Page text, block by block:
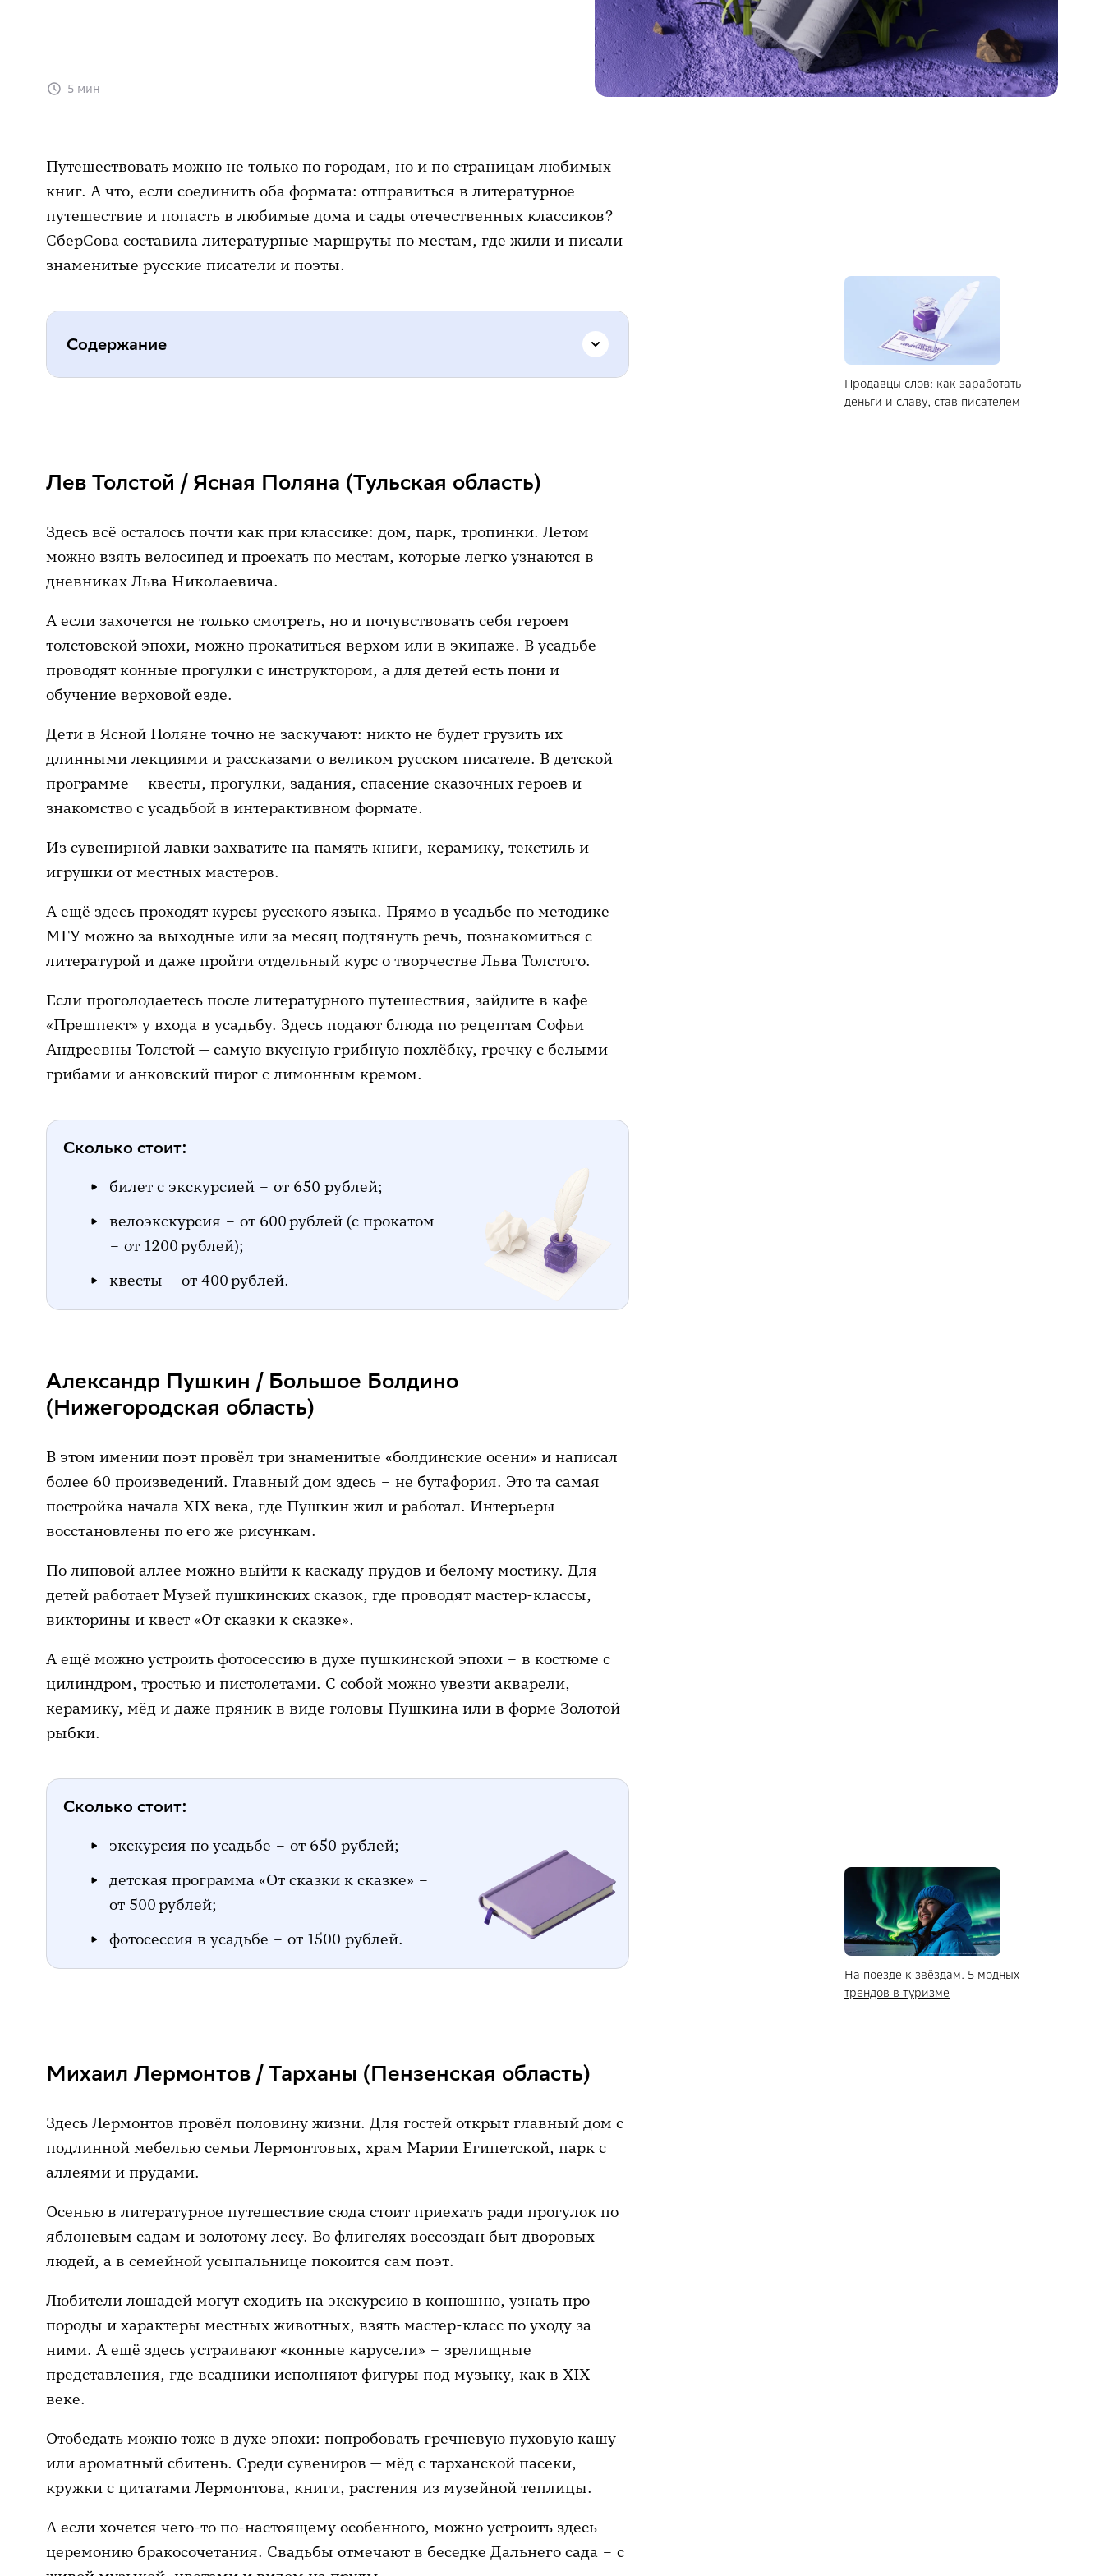
5 мин
Путешествовать можно не только по городам, но и по страницам любимых
книг. А что, если соединить оба формата: отправиться в литературное
путешествие и попасть в любимые дома и сады отечественных классиков?
СберСова составила литературные маршруты по местам, где жили и писали
знаменитые русские писатели и поэты.
Содержание
Михаил Лермонтов / Тарханы (Пензенская область)
Александр Вампилов / Иркутская область
Переделкино (Московская область)
Сергей Есенин / Константиново (Рязанская область)
Что ещё почитать на тему
Продавцы слов: как заработать
деньги и славу, став писателем
Лев Толстой / Ясная Поляна (Тульская область)
Здесь всё осталось почти как при классике: дом, парк, тропинки. Летом
можно взять велосипед и проехать по местам, которые легко узнаются в
дневниках Льва Николаевича.
А если захочется не только смотреть, но и почувствовать себя героем
толстовской эпохи, можно прокатиться верхом или в экипаже. В усадьбе
проводят конные прогулки с инструктором, а для детей есть пони и
обучение верховой езде.
Дети в Ясной Поляне точно не заскучают: никто не будет грузить их
длинными лекциями и рассказами о великом русском писателе. В детской
программе — квесты, прогулки, задания, спасение сказочных героев и
знакомство с усадьбой в интерактивном формате.
Из сувенирной лавки захватите на память книги, керамику, текстиль и
игрушки от местных мастеров.
А ещё здесь проходят курсы русского языка. Прямо в усадьбе по методике
МГУ можно за выходные или за месяц подтянуть речь, познакомиться с
литературой и даже пройти отдельный курс о творчестве Льва Толстого.
Если проголодаетесь после литературного путешествия, зайдите в кафе
«Прешпект» у входа в усадьбу. Здесь подают блюда по рецептам Софьи
Андреевны Толстой — самую вкусную грибную похлёбку, гречку с белыми
грибами и анковский пирог с лимонным кремом.
Сколько стоит:
билет с экскурсией – от 650 рублей;
велоэкскурсия – от 600 рублей (с прокатом
– от 1200 рублей);
квесты – от 400 рублей.
Александр Пушкин / Большое Болдино
(Нижегородская область)
В этом имении поэт провёл три знаменитые «болдинские осени» и написал
более 60 произведений. Главный дом здесь – не бутафория. Это та самая
постройка начала XIX века, где Пушкин жил и работал. Интерьеры
восстановлены по его же рисункам.
По липовой аллее можно выйти к каскаду прудов и белому мостику. Для
детей работает Музей пушкинских сказок, где проводят мастер-классы,
викторины и квест «От сказки к сказке».
А ещё можно устроить фотосессию в духе пушкинской эпохи – в костюме с
цилиндром, тростью и пистолетами. С собой можно увезти акварели,
керамику, мёд и даже пряник в виде головы Пушкина или в форме Золотой
рыбки.
Сколько стоит:
экскурсия по усадьбе – от 650 рублей;
детская программа «От сказки к сказке» –
от 500 рублей;
фотосессия в усадьбе – от 1500 рублей.
На поезде к звёздам. 5 модных
трендов в туризме
Михаил Лермонтов / Тарханы (Пензенская область)
Здесь Лермонтов провёл половину жизни. Для гостей открыт главный дом с
подлинной мебелью семьи Лермонтовых, храм Марии Египетской, парк с
аллеями и прудами.
Осенью в литературное путешествие сюда стоит приехать ради прогулок по
яблоневым садам и золотому лесу. Во флигелях воссоздан быт дворовых
людей, а в семейной усыпальнице покоится сам поэт.
Любители лошадей могут сходить на экскурсию в конюшню, узнать про
породы и характеры местных животных, взять мастер-класс по уходу за
ними. А ещё здесь устраивают «конные карусели» – зрелищные
представления, где всадники исполняют фигуры под музыку, как в XIX
веке.
Отобедать можно тоже в духе эпохи: попробовать гречневую пуховую кашу
или ароматный сбитень. Среди сувениров — мёд с тарханской пасеки,
кружки с цитатами Лермонтова, книги, растения из музейной теплицы.
А если хочется чего-то по-настоящему особенного, можно устроить здесь
церемонию бракосочетания. Свадьбы отмечают в беседке Дальнего сада – с